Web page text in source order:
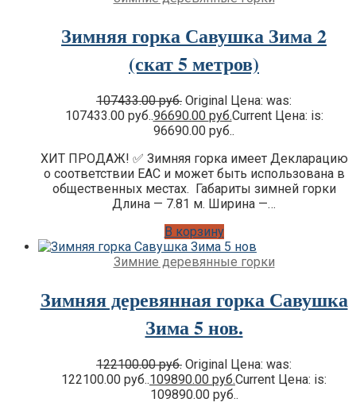
Детские площадки для дачи IgraGrad
Клубный домик
Детские площадки для дачи Perfetto
Sport
Детские площадки для дачи Лес Чудес
Зимняя горка Савушка Зима 2
(скат 5 метров)
107433.00руб. Original Цена: was:
107433.00 руб..96690.00 руб.Current Цена: is:
96690.00 руб..
ХИТ ПРОДАЖ! ✅ Зимняя горка имеет Декларацию
о соответствии EAC и может быть использована в
общественных местах. Габариты зимней горки
Длина — 7.81 м. Ширина —…
В корзину
Зимние деревянные горки
Зимняя деревянная горка Савушка
Зима 5 нов.
122100.00руб. Original Цена: was:
122100.00 руб..109890.00 руб.Current Цена: is:
109890.00 руб..